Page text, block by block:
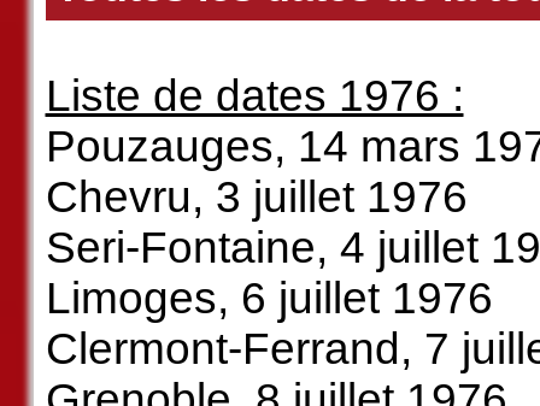
Liste de dates 1976 :
Pouzauges, 14 mars
Chevru, 3 juillet 1976
Seri-Fontaine, 4 juillet
Limoges, 6 juillet 1976
Clermont-Ferrand, 7